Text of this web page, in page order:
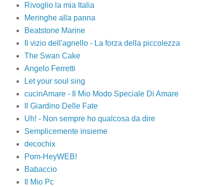
Rivoglio la mia Italia
Meringhe alla panna
Beatstone Marine
Il vizio dell'agnello - La forza della piccolezza
The Swan Cake
Angelo Ferretti
Let your soul sing
cucinAmare - Il Mio Modo Speciale Di Amare
Il Giardino Delle Fate
Uh! - Non sempre ho qualcosa da dire
Semplicemente insieme
decochix
Pom-HeyWEB!
Babaccio
Il Mio Pc